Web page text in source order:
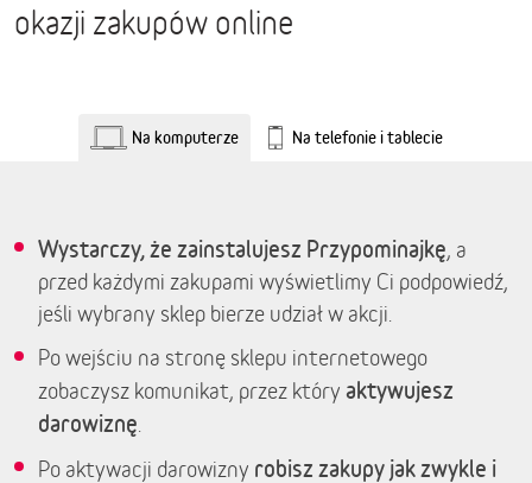
okazji zakupów online
Na komputerze Na telefonie i tablecie
Wystarczy, że zainstalujesz Przypominajkę, a
przed każdymi zakupami wyświetlimy Ci podpowiedź,
jeśli wybrany sklep bierze udział w akcji.
Po wejściu na stronę sklepu internetowego
zobaczysz komunikat, przez który aktywujesz
darowiznę
Po aktywacji darowizny robisz zakupy jak zwykle i